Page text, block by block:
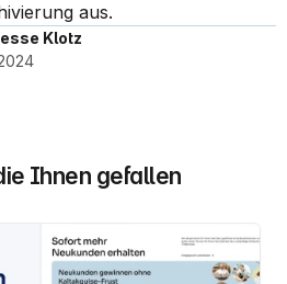
aus.
Klotz
Ihnen gefallen